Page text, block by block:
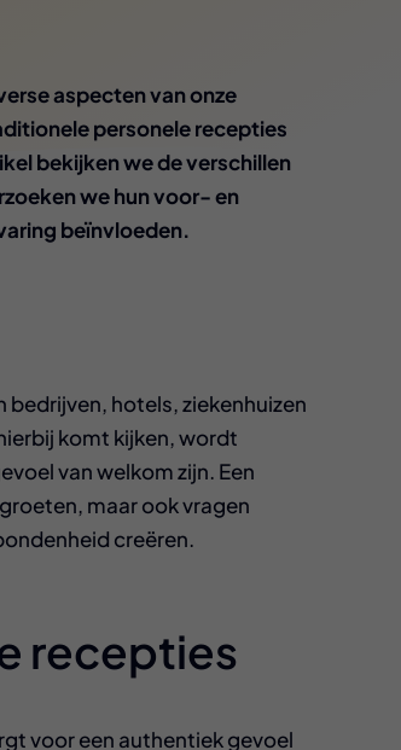
aspecten van onze
personele recepties
bekijken we de verschillen
we hun voor- en
beïnvloeden.
bedrijven, hotels, ziekenhuizen
komt kijken, wordt
van welkom zijn. Een
maar ook vragen
creëren.
recepties
voor een authentiek gevoel